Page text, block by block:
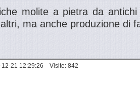
molite a pietra da
ma anche produzione di
12-21 12:29:26 Visite: 842